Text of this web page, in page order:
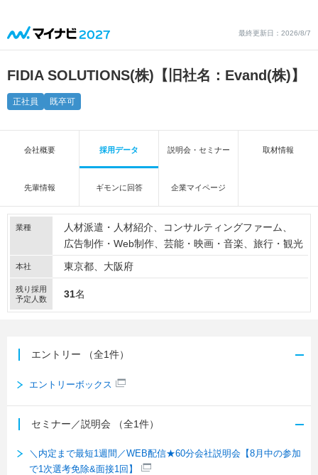
最終更新日：2026/8/7
FIDIA SOLUTIONS(株)【旧社名：Evand(株)】
正社員 既卒可
会社概要 採用データ 説明会・セミナー 取材情報
先輩情報 ギモンに回答 企業マイページ
業種 人材派遣・人材紹介
コンサルティングファーム
広告制作・Web制作
芸能・映画・音楽 旅行・観光
本社 東京都、大阪府
残り採用
予定人数
31名
エントリー （全1件）
エントリーボックス
セミナー／説明会 （全1件）
＼内定まで最短1週間／WEB配信★60分会社説明会【8月中の参加
で1次選考免除&面接1回】